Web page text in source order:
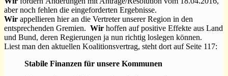
aber noch fehlen die eingeforderten Ergebnisse.
Wir appellieren hier an die Vertreter unserer Region in den
entsprechenden Gremien. Wir hoffen auf positive Effekte aus Land
und Bund, deren Regierungen ja nun richtig loslegen können.
Liest man den aktuellen Koalitionsvertrag, steht dort auf Seite 117:
Stabile Finanzen für unsere Kommunen